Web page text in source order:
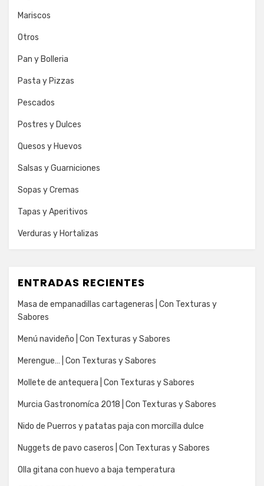
Mariscos
Otros
Pan y Bolleria
Pasta y Pizzas
Pescados
Postres y Dulces
Quesos y Huevos
Salsas y Guarniciones
Sopas y Cremas
Tapas y Aperitivos
Verduras y Hortalizas
ENTRADAS RECIENTES
Masa de empanadillas cartageneras | Con Texturas y
Sabores
Menú navideño | Con Texturas y Sabores
Merengue… | Con Texturas y Sabores
Mollete de antequera | Con Texturas y Sabores
Murcia Gastronomíca 2018 | Con Texturas y Sabores
Nido de Puerros y patatas paja con morcilla dulce
Nuggets de pavo caseros | Con Texturas y Sabores
Olla gitana con huevo a baja temperatura